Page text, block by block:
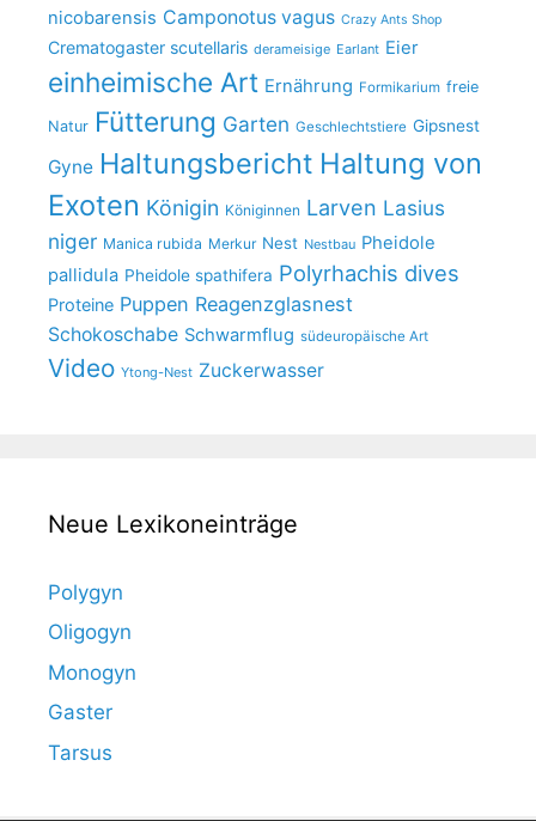
nicobarensis Camponotus vagus Crazy Ants Shop
Crematogaster scutellaris derameisige Earlant Eier
einheimische Art Ernährung Formikarium freie
Natur Fütterung Garten Geschlechtstiere Gipsnest
Gyne Haltungsbericht Haltung von
Exoten Königin Königinnen Larven Lasius
niger Manica rubida Merkur Nest Nestbau Pheidole
pallidula Pheidole spathifera Polyrhachis dives
Proteine Puppen Reagenzglasnest
Schokoschabe Schwarmflug südeuropäische Art
Video Ytong-Nest Zuckerwasser
Neue Lexikoneinträge
Polygyn
Oligogyn
Monogyn
Gaster
Tarsus